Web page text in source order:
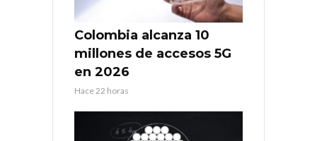
Colombia alcanza 10
millones de accesos 5G
en 2026
Hace 22 horas